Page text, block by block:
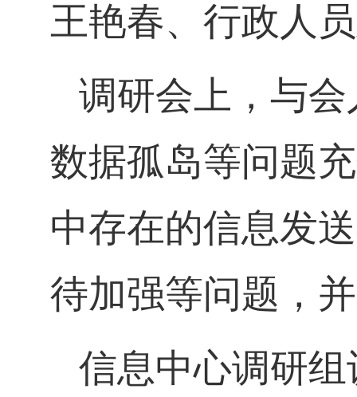
王艳春、行政人
调研会上，与
数据孤岛等问题
中存在的信息发
待加强等问题，
信息中心调研